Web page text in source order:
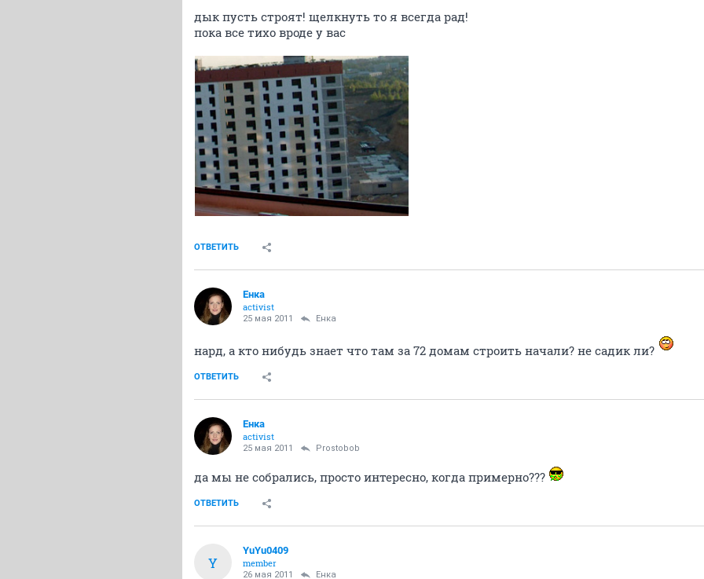
дык пусть строят! щелкнуть то я всегда рад!
пока все тихо вроде у вас
ОТВЕТИТЬ
Енка
activist
25 мая 2011 Енка
нард, а кто нибудь знает что там за 72 домам строить начали? не садик ли?
ОТВЕТИТЬ
Енка
activist
25 мая 2011 Prostobob
да мы не собрались, просто интересно, когда примерно???
ОТВЕТИТЬ
Y
YuYu0409
member
26 мая 2011 Енка